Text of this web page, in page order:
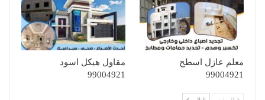
معلم عازل اسطح
99004921
مقاول هيكل اسود
99004921